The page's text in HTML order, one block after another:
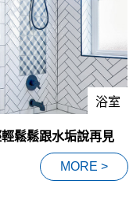
浴室
鬆鬆跟水垢說再見
MORE >